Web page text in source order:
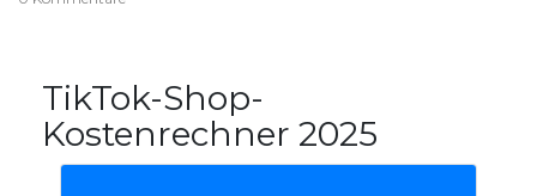
TikTok-Shop-
Kostenrechner 2025